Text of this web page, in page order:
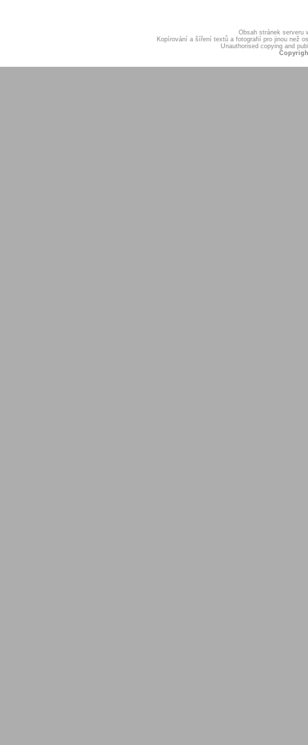
Obsah stránek serveru
Kopírování a šíření textů a fotografií pro jinou než
Unauthorised copying and